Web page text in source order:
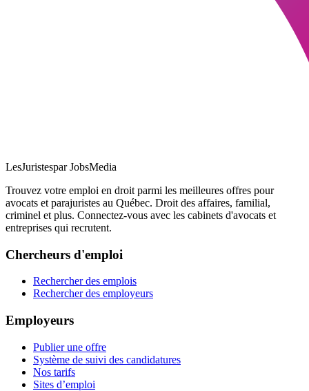
LesJuristespar JobsMedia
Trouvez votre emploi en droit parmi les meilleures offres pour
avocats et parajuristes au Québec. Droit des affaires, familial,
criminel et plus. Connectez-vous avec les cabinets d'avocats et
entreprises qui recrutent.
Chercheurs d'emploi
Rechercher des emplois
Rechercher des employeurs
Employeurs
Publier une offre
Système de suivi des candidatures
Nos tarifs
Sites d’emploi